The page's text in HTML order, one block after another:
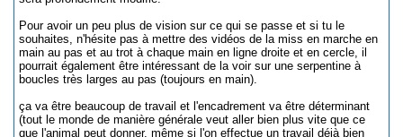
Pour avoir un peu plus de vision sur ce qui se passe et si tu le
souhaites, n'hésite pas à mettre des vidéos de la miss en marche en
main au pas et au trot à chaque main en ligne droite et en cercle, il
pourrait également être intéressant de la voir sur une serpentine à
boucles très larges au pas (toujours en main).
ça va être beaucoup de travail et l'encadrement va être déterminant
(tout le monde de manière générale veut aller bien plus vite que ce
que l'animal peut donner, même si l'on effectue un travail déjà bien